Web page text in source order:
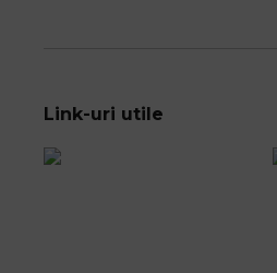
Link-uri utile